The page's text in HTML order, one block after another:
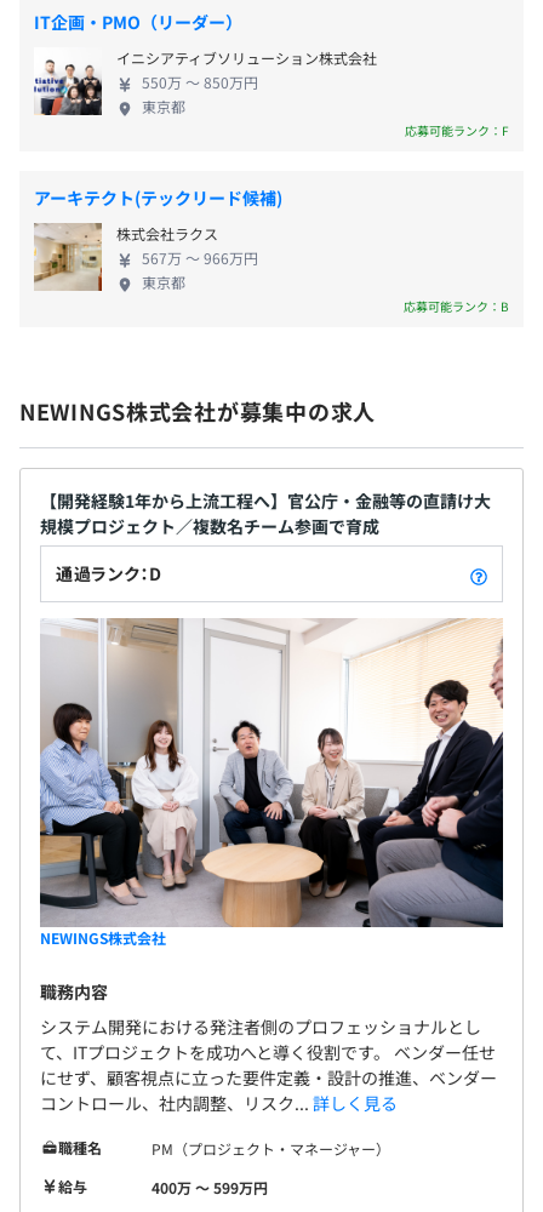
東京メトロ有楽町線「新富町」駅より徒歩1分
東京メトロ日比谷線「築地」駅より徒歩2分
・交通費全額支給
昇給・昇格査定年2回(2月・8月)
無期雇用
3カ月（この間、待遇面に変動なし）
をメインで担当します。期間は1～2年から、長いも
のでは8年にわたるものも。 エンドユーザーと近い距
離でプロジェクトを動かす、貴重な経験を積めるは
ずです。 ★あなたの希望を実現する制度・環境があ
ります。 《前職から年収が100万円以上アップした社
手当を支給しています。 収入面においても満足して
いただけるでしょう。 《安心の育成環境でスキルア
ップ》 まずはあなたの経験や能力などを考慮し、で
きるところからお任せしていくのでご安心を。 プロ
IT企画・PMO（リーダー）
イニシアティブソリューション株式会社
550万 〜 850万円
東京都
応募可能ランク：F
アーキテクト(テックリード候補)
株式会社ラクス
567万 〜 966万円
東京都
応募可能ランク：B
NEWINGS株式会社が募集中の求人
【開発経験1年から上流工程へ】官公庁・金融等の直請け大
規模プロジェクト／複数名チーム参画で育成
通過ランク：D
NEWINGS株式会社
職務内容
システム開発における発注者側のプロフェッショナルとし
て、ITプロジェクトを成功へと導く役割です。 ベンダー任せ
にせず、顧客視点に立った要件定義・設計の推進、ベンダー
コントロール、社内調整、リスク... 詳しく見る
職種名
PM（プロジェクト・マネージャー）
給与
400万 〜 599万円